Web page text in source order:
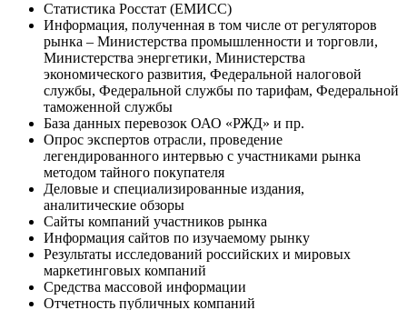
Статистика Росстат (ЕМИСС)
Информация, полученная в том числе от регуляторов
рынка – Министерства промышленности и торговли,
Министерства энергетики, Министерства
экономического развития, Федеральной налоговой
службы, Федеральной службы по тарифам, Федеральной
таможенной службы
База данных перевозок ОАО «РЖД» и пр.
Опрос экспертов отрасли, проведение
легендированного интервью с участниками рынка
методом тайного покупателя
Деловые и специализированные издания,
аналитические обзоры
Сайты компаний участников рынка
Информация сайтов по изучаемому рынку
Результаты исследований российских и мировых
маркетинговых компаний
Средства массовой информации
Отчетность публичных компаний